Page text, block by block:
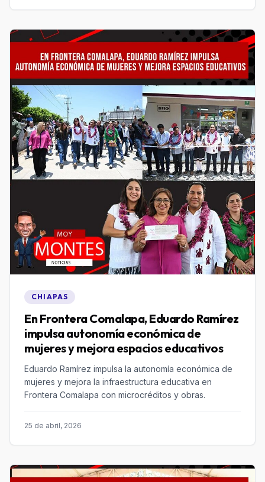
CHIAPAS
En Frontera Comalapa, Eduardo Ramírez
impulsa autonomía económica de
mujeres y mejora espacios educativos
Eduardo Ramírez impulsa la autonomía económica de
mujeres y mejora la infraestructura educativa en
Frontera Comalapa con microcréditos y obras.
25 de abril, 2026